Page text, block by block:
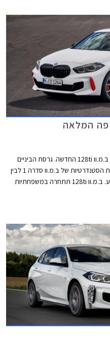
ב.מ.וו חושפת את הפרטים המלאים אודות ב.מ.וו 128ti החדשה. גרסת הביניים
הספורטיבית החדשה תתמקם בין הגרסאות הסטנדרטיות של ב.מ.וו סדרה 1 לבין
ב.מ.וו M135 xDrive העומדת בראש ההיצע. ב.מ.וו 128ti תתחרה במשפחתיות
המותג, הזכורה מביניהן היא ב.מ.וו 2002ti אשר מיצבה את מעמדה של ב.מ.וו